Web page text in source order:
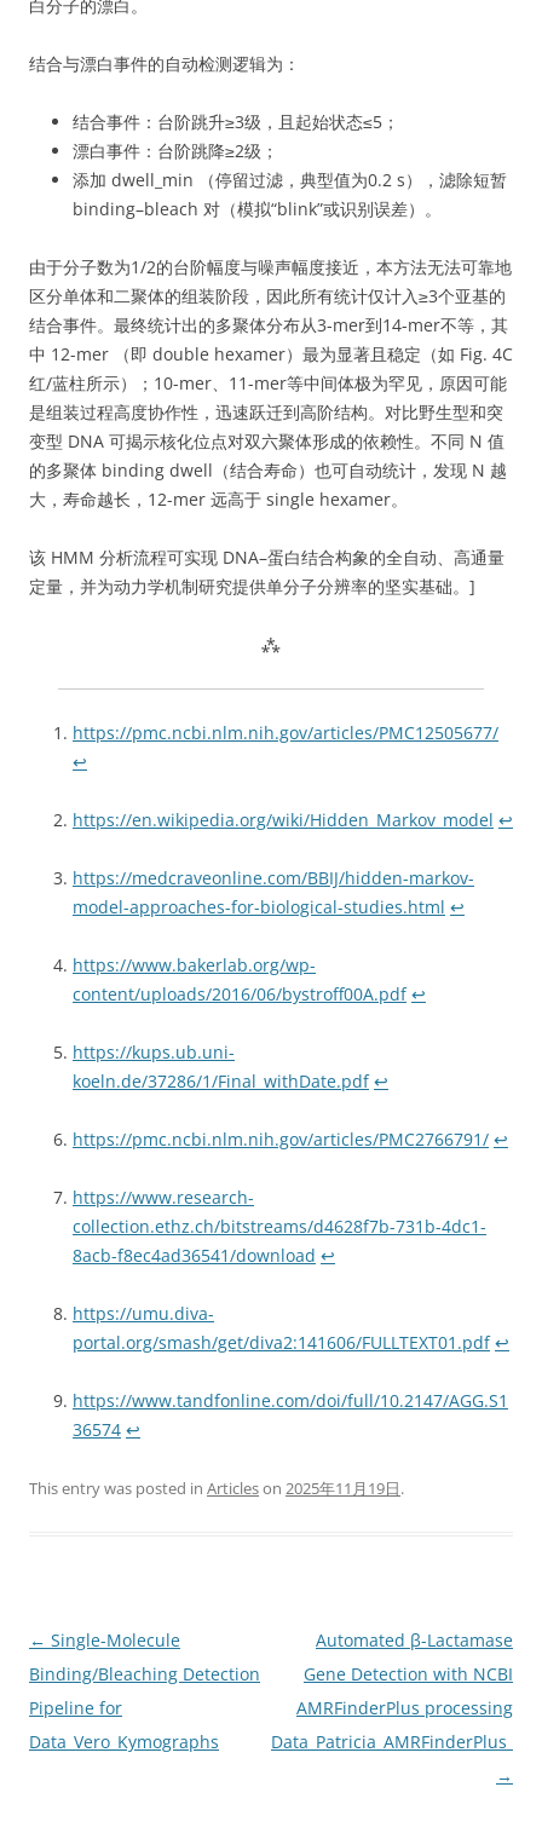
白分子的漂白。
结合与漂白事件的自动检测逻辑为：
结合事件：台阶跳升≥3级，且起始状态≤5；
漂白事件：台阶跳降≥2级；
添加 dwell_min （停留过滤，典型值为0.2 s），滤除短暂
binding–bleach 对（模拟“blink”或识别误差）。
由于分子数为1/2的台阶幅度与噪声幅度接近，本方法无法可靠地
区分单体和二聚体的组装阶段，因此所有统计仅计入≥3个亚基的
结合事件。最终统计出的多聚体分布从3-mer到14-mer不等，其
中 12-mer （即 double hexamer）最为显著且稳定（如 Fig. 4C
红/蓝柱所示）；10-mer、11-mer等中间体极为罕见，原因可能
是组装过程高度协作性，迅速跃迁到高阶结构。对比野生型和突
变型 DNA 可揭示核化位点对双六聚体形成的依赖性。不同 N 值
的多聚体 binding dwell（结合寿命）也可自动统计，发现 N 越
大，寿命越长，12-mer 远高于 single hexamer。
该 HMM 分析流程可实现 DNA–蛋白结合构象的全自动、高通量
定量，并为动力学机制研究提供单分子分辨率的坚实基础。]
⁂
https://pmc.ncbi.nlm.nih.gov/articles/PMC12505677/
↩
https://en.wikipedia.org/wiki/Hidden_Markov_model ↩
https://medcraveonline.com/BBIJ/hidden-markov-
model-approaches-for-biological-studies.html ↩
https://www.bakerlab.org/wp-
content/uploads/2016/06/bystroff00A.pdf ↩
https://kups.ub.uni-
koeln.de/37286/1/Final_withDate.pdf ↩
https://pmc.ncbi.nlm.nih.gov/articles/PMC2766791/ ↩
https://www.research-
collection.ethz.ch/bitstreams/d4628f7b-731b-4dc1-
8acb-f8ec4ad36541/download ↩
https://umu.diva-
portal.org/smash/get/diva2:141606/FULLTEXT01.pdf ↩
https://www.tandfonline.com/doi/full/10.2147/AGG.S1
36574 ↩
This entry was posted in Articleson 2025年11月19日.
Post
navigation
← Single-Molecule
Binding/Bleaching Detection
Pipeline for
Data_Vero_Kymographs
Automated β-Lactamase
Gene Detection with NCBI
AMRFinderPlus processing
→